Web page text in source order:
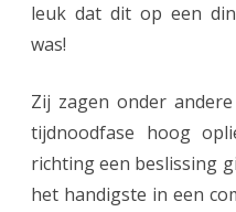
leuk dat dit op een
was!
Zij zagen onder
tijdnoodfase hoog
richting een beslissing
het handigste in een